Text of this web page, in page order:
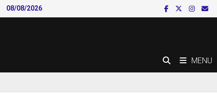
Skip
to
08/08/2026
MENU